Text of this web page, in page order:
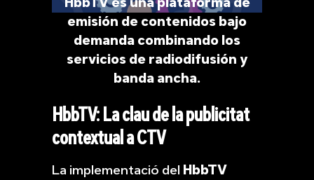
emisión de contenidos bajo
demanda combinando los
servicios de radiodifusión y
banda ancha.
HbbTV: La clau de la publicitat
contextual a CTV
La implementació del HbbTV